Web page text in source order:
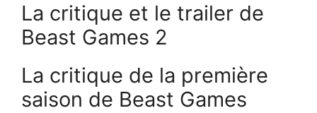
La critique et le trailer de
Beast Games 2
La critique de la première
saison de Beast Games